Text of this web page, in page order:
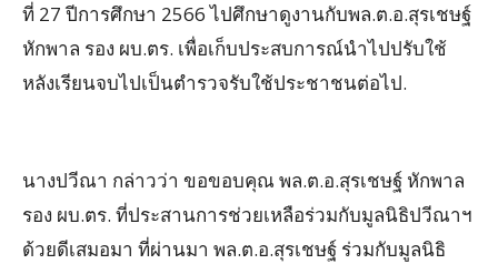
ที่ 27 ปีการศึกษา 2566 ไปศึกษาดูงานกับพล.ต.อ.สุรเชษฐ์
หักพาล รอง ผบ.ตร. เพื่อเก็บประสบการณ์นำไปปรับใช้
หลังเรียนจบไปเป็นตำรวจรับใช้ประชาชนต่อไป.
นางปวีณา กล่าวว่า ขอขอบคุณ พล.ต.อ.สุรเชษฐ์ หักพาล
รอง ผบ.ตร. ที่ประสานการช่วยเหลือร่วมกับมูลนิธิปวีณาฯ
ด้วยดีเสมอมา ที่ผ่านมา พล.ต.อ.สุรเชษฐ์ ร่วมกับมูลนิธิ